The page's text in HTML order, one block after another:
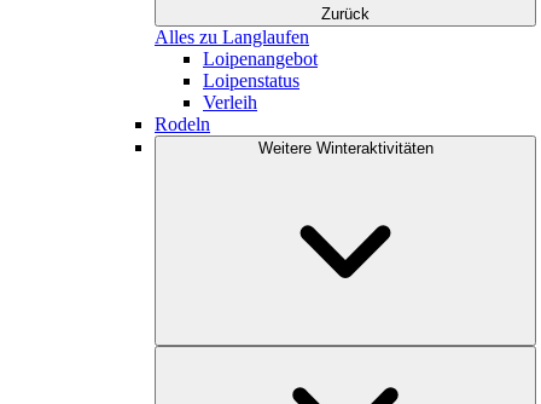
Zurück
Alles zu Langlaufen
Loipenangebot
Loipenstatus
Verleih
Rodeln
Weitere Winteraktivitäten